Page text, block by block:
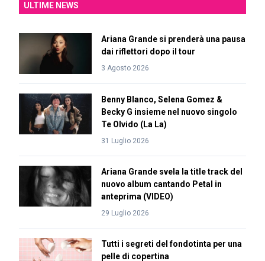
ULTIME NEWS
Ariana Grande si prenderà una pausa
dai riflettori dopo il tour
3 Agosto 2026
Benny Blanco, Selena Gomez &
Becky G insieme nel nuovo singolo
Te Olvido (La La)
31 Luglio 2026
Ariana Grande svela la title track del
nuovo album cantando Petal in
anteprima (VIDEO)
29 Luglio 2026
Tutti i segreti del fondotinta per una
pelle di copertina